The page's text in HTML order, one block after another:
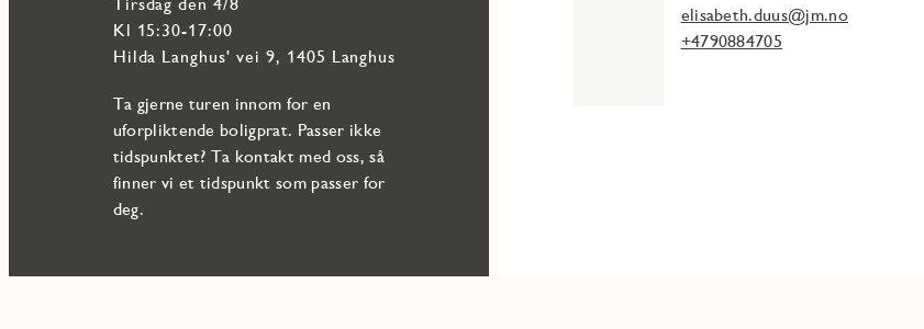
tirsdag den 4/8
Kl 15:30-17:00
Hilda Langhus' vei 9, 1405 Langhus
Ta gjerne turen innom for en
uforpliktende boligprat. Passer ikke
tidspunktet? Ta kontakt med oss, så
finner vi et tidspunkt som passer for
deg.
elisabeth.duus@jm.no
+4790884705